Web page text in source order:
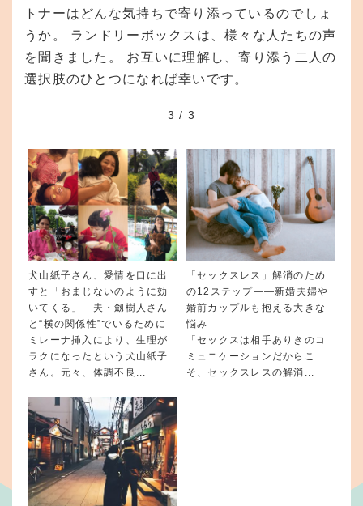
トナーはどんな気持ちで寄り添っているのでしょ
うか。 ランドリーボックスは、様々な人たちの声
を聞きました。 お互いに理解し、寄り添う二人の
選択肢のひとつになれば幸いです。
3 / 3
犬山紙子さん、愛情を口に出
すと「おまじないのように効
いてくる」 夫・劔樹人さん
と“横の関係性”でいるために
ミレーナ挿入により、生理が
ラクになったという犬山紙子
さん。元々、体調不良...
「セックスレス」解消のため
の12ステップ——新婚夫婦や
婚前カップルも抱える大きな
悩み
「セックスは相手ありきのコ
ミュニケーションだからこ
そ、セックスレスの解消...